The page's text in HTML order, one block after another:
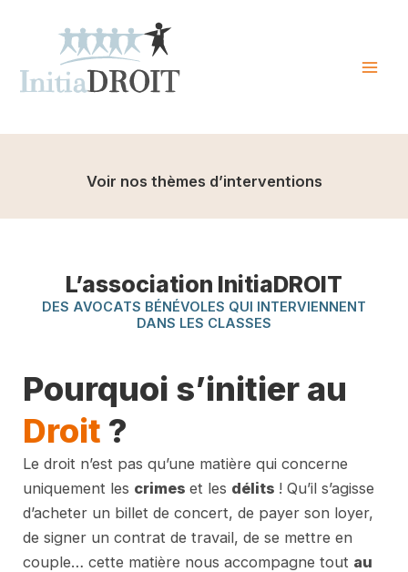
Voir nos thèmes d’interventions
L’association InitiaDROIT
DES AVOCATS BÉNÉVOLES QUI INTERVIENNENT
DANS LES CLASSES
Pourquoi s’initier au
Droit ?
Le droit n’est pas qu’une matière qui concerne
uniquement les crimes et les délits ! Qu’il s’agisse
d’acheter un billet de concert, de payer son loyer,
de signer un contrat de travail, de se mettre en
couple… cette matière nous accompagne tout au